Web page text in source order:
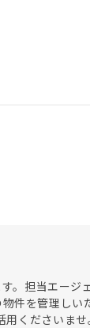
。担当エージ
件を管理しい
くださいま